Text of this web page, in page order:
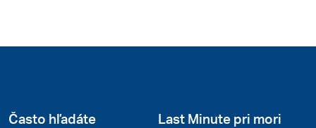
Často hľadáte Last Minute pri mori